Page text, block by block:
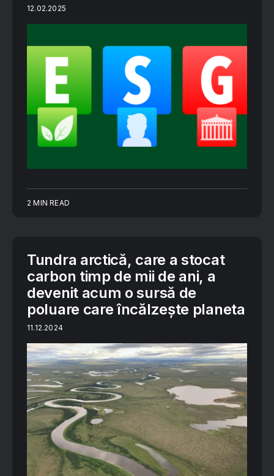
12.02.2025
2 MIN READ
Tundra arctică, care a stocat
carbon timp de mii de ani, a
devenit acum o sursă de
poluare care încălzește planeta
11.12.2024